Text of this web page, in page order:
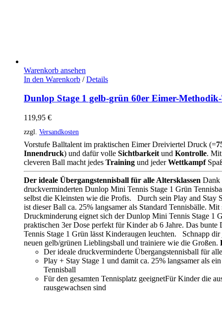
Warenkorb ansehen
In den Warenkorb / Details
Dunlop Stage 1 gelb-grün 60er Eimer-
119,95 €
zzgl. Versandkosten
Vorstufe Balltalent im praktischen Eimer Dreiviertel Druck (=
Innendruck) und dafür volle Sichtbarkeit und Kontrolle.
cleveren Ball macht jedes Training und jederWettkampf
Der ideale Übergangstennisball für alle Altersklassen Dank
druckverminderten Dunlop Mini Tennis Stage 1 Grün
selbst die Kleinsten wie die Profis. Durch sein Play and Stay
ist dieser Ball ca. 25% langsamer als Standard Tennisbälle. Mit
Druckminderung eignet sich der Dunlop Mini Tennis Stage 1
praktischen 3er Dose perfekt für Kinder ab 6 Jahre. Das bunte
Tennis Stage 1 Grün lässt Kinderaugen leuchten. Schnapp dir
neuen gelb/grünen Lieblingsball und trainiere wie die Großen.
Der ideale druckverminderte Übergangstennisball für
Play + Stay Stage 1 und damit ca. 25% langsamer als
Tennisball
Für den gesamten Tennisplatz geeignetFür Kinder die
rausgewachsen sind